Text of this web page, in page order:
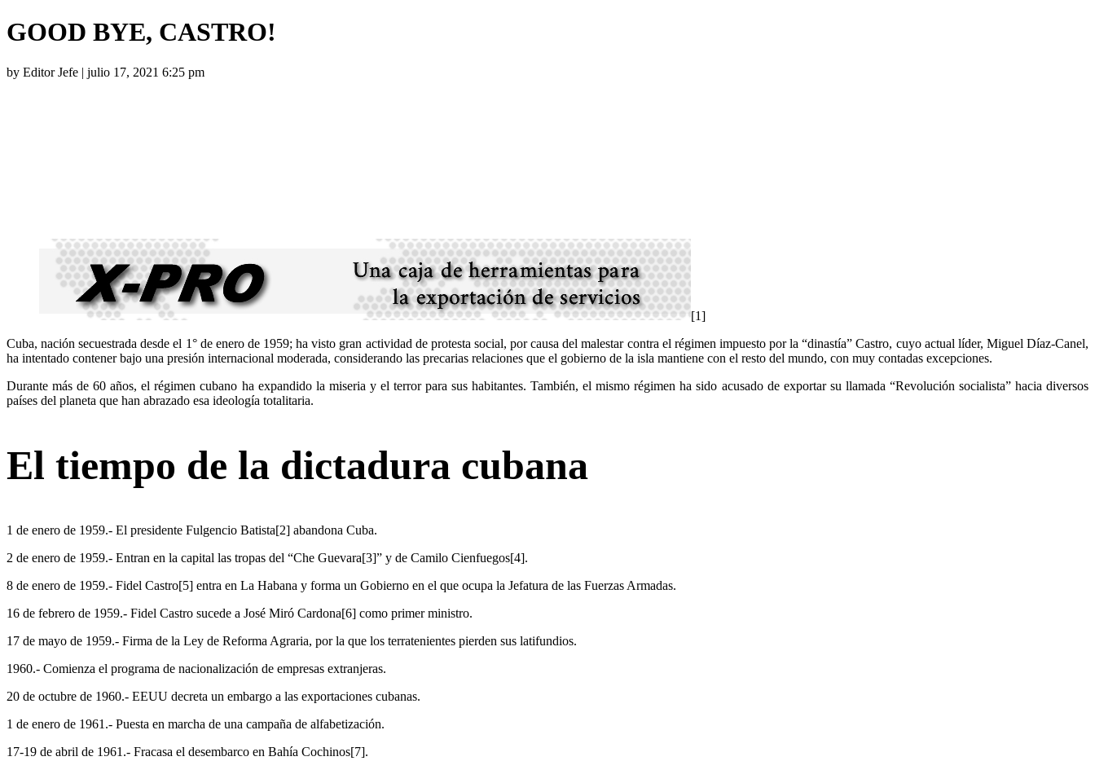
GOOD BYE, CASTRO!
by Editor Jefe | julio 17, 2021 6:25 pm
[1]
Cuba, nación secuestrada desde el 1° de enero de 1959; ha visto gran actividad de protesta social, por causa del malestar contra el régimen impuesto por la “dinastía” Castro, cuyo actual líder, Miguel Díaz-Canel,
ha intentado contener bajo una presión internacional moderada, considerando las precarias relaciones que el gobierno de la isla mantiene con el resto del mundo, con muy contadas excepciones.
Durante más de 60 años, el régimen cubano ha expandido la miseria y el terror para sus habitantes. También, el mismo régimen ha sido acusado de exportar su llamada “Revolución socialista” hacia diversos
países del planeta que han abrazado esa ideología totalitaria.
El tiempo de la dictadura cubana
1 de enero de 1959.- El presidente Fulgencio Batista[2] abandona Cuba.
2 de enero de 1959.- Entran en la capital las tropas del “Che Guevara[3]” y de Camilo Cienfuegos[4].
8 de enero de 1959.- Fidel Castro[5] entra en La Habana y forma un Gobierno en el que ocupa la Jefatura de las Fuerzas Armadas.
16 de febrero de 1959.- Fidel Castro sucede a José Miró Cardona[6] como primer ministro.
17 de mayo de 1959.- Firma de la Ley de Reforma Agraria, por la que los terratenientes pierden sus latifundios.
1960.- Comienza el programa de nacionalización de empresas extranjeras.
20 de octubre de 1960.- EEUU decreta un embargo a las exportaciones cubanas.
1 de enero de 1961.- Puesta en marcha de una campaña de alfabetización.
17-19 de abril de 1961.- Fracasa el desembarco en Bahía Cochinos[7].